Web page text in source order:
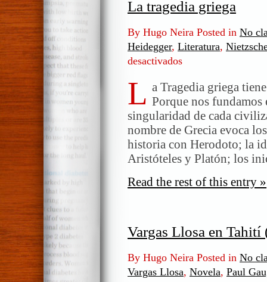
La tragedia griega
By Hugo Neira Posted in No
Heidegger, Literatura,
desactivados
tragedia
L a Tragedia griega
Porque nos fundamos
singularidad de cada
nombre de Grecia evoca
historia con Herodoto; la
Aristóteles y Platón; los
Read the rest of this entry »
Vargas Llosa en
By Hugo Neira Posted in No
Vargas Llosa, Novela, Paul